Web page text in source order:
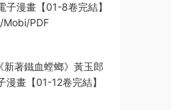
子漫畫【01-8卷完結】
PDF
新著鐵血螳螂》黃玉郎
漫畫【01-12卷完結】